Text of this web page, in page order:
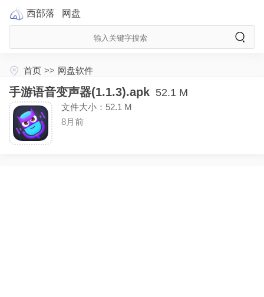
西部落 网盘
首页 >> 网盘软件
手游语音变声器(1.1.3).apk 52.1 M
文件大小：52.1 M
8月前